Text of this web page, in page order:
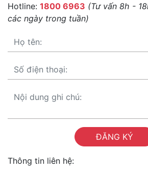
Hotline:1800 6963 (Tư vấn 8h -
các ngày trong tuần)
ĐĂNG KÝ
Thông tin liên hệ: